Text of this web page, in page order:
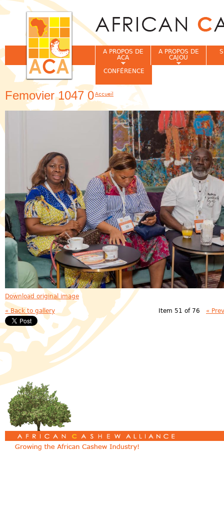
Femovier 1047 0
Download original image
« Back to gallery Item 51 of 76 «
A PROPOS DE
ACA
A PROPOS DE
CAJOU
CONFÉRENCE
Vous êtes ici
Accueil